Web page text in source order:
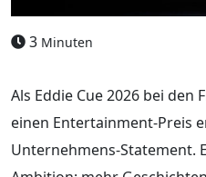
3 Minuten
Als Eddie Cue 2026 bei den
einen Entertainment-Preis
Unternehmens-Statement.